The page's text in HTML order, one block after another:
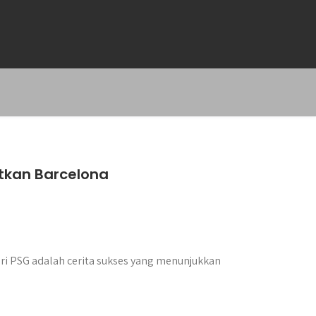
Barcelona
adalah cerita sukses yang menunjukkan